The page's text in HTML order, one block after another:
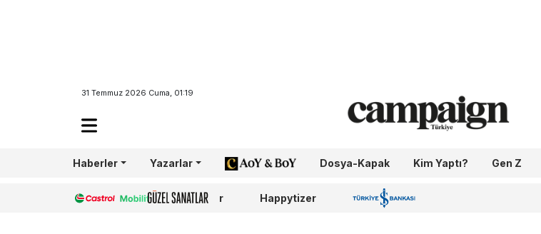
31 Temmuz 2026 Cuma, 01:19
Haberler Yazarlar AoY/BoY Dosya-Kapak Kim Yaptı? Gen Z
Castrol Güzel Sanatlar Happytizer İş Bankası 100.Yıl